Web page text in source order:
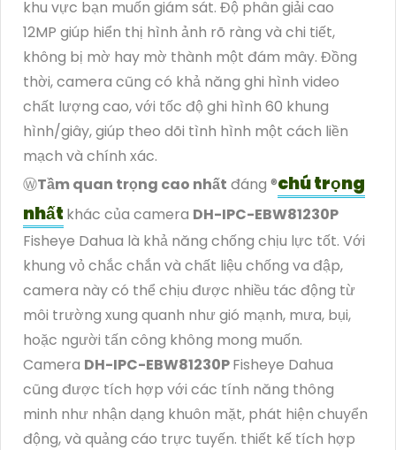
khu vực bạn muốn giám sát. Độ phân giải cao
12MP giúp hiển thị hình ảnh rõ ràng và chi tiết,
không bị mờ hay mờ thành một đám mây. Đồng
thời, camera cũng có khả năng ghi hình video
chất lượng cao, với tốc độ ghi hình 60 khung
hình/giây, giúp theo dõi tình hình một cách liền
mạch và chính xác.
ⓌTầm quan trọng cao nhất đáng ®️chú trọng
nhất khác của camera DH-IPC-EBW81230P
Fisheye Dahua là khả năng chống chịu lực tốt. Với
khung vỏ chắc chắn và chất liệu chống va đập,
camera này có thể chịu được nhiều tác động từ
môi trường xung quanh như gió mạnh, mưa, bụi,
hoặc người tấn công không mong muốn.
Camera DH-IPC-EBW81230PFisheye Dahua
cũng được tích hợp với các tính năng thông
minh như nhận dạng khuôn mặt, phát hiện chuyển
động, và quảng cáo trực tuyến. thiết kế tích hợp